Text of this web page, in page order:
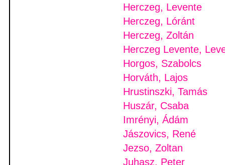
Herczeg, Levente
Herczeg, Lóránt
Herczeg, Zoltán
Herczeg Levente,
Horgos, Szabolcs
Horváth, Lajos
Hrustinszki, Tamás
Huszár, Csaba
Imrényi, Ádám
Jászovics, René
Jezso, Zoltan
Juhasz, Peter